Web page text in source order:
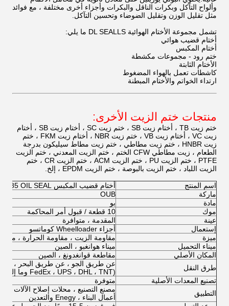
وألواح التآكل وبكرات الناقل والبكرات وأجزاء أخرى مختلفة ، مع فوائد
مثل تقليل الوزن وتقليل الضوضاء وتحسين التآكل.
تشمل مجموعة الأختام الهوائية DL SEALLS ما يلي:
أختام قضيب هوائي
أختام المكبس
ختم رود - مجموعات مكشطة
الأختام الثابتة
كاشطات تعمل بالهواء المضغوط
ارتداء الخواتم والأختام المبطنة
منتجات ختم الزيت الأخرى:
ختم زيت TB ، أختام زيت SB ، ختم زيت SC ، أختام زيت SB ، أختام
زيت VC ، أختام زيت VB ، ختم زيت NBR ، أختام زيت FKM ، ختم
زيت HNBR ، ختم زيت مطاطي ، ختم زيت مطاط سيليكون بدرجة
الطعام ، زيت مطاطي CFW الختم ، ختم الزيت المعدني ، ختم الزيت
PTFE ، ختم الزيت PU ، ختم الزيت ACM ، ختم الزيت CR ، ختم
الزيت اللباد ، ختم الزيت بالبوصة ، ختم الزيت EPDM ، إلخ.
اسم المنتج
أختام قضيب المكبس 4M7022 7J9885 OIL SEAL
ماركة
OUB
مادة
بو
موك
10 قطعة / قبول أمر المحاكمة
عينة
المقدمة ، متوافرة
إستعمال
أجزاء Wheelloader كوماتسو
ميزة
مقاومة الزيت ، مقاومة الحرارة ، متينة
ميناء التحميل
ميناء هوانغبو ، الصين
المكان الأصلي
مقاطعة قوانغدونغ ، الصين
طرق النقل
عن طريق الجو ، عن طريق البحر ، عن
(FedEx ، UPS ، DHL ، TNT وما إلى ذلك)
تصنيع المعدات الأصلية
متوفرة
التطبيق
مصنع التصنيع ، محلات إصلاح الآلات ،
أعمال البناء ، Enegy والتعدين